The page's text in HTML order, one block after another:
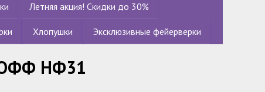
Летняя акция! Скидки до 30%
Хлопушки Эксклюзивные фейерверки
НФ31